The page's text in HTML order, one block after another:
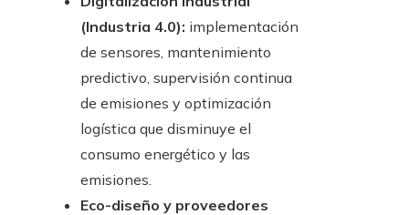
(Industria 4.0): implementación
de sensores, mantenimiento
predictivo, supervisión continua
de emisiones y optimización
logística que disminuye el
consumo energético y las
emisiones.
Eco-diseño y proveedores